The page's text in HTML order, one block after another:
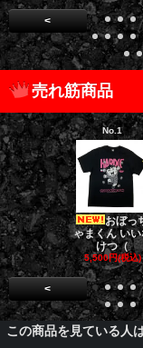
<
売れ筋商品
No.1
おぼっ
ゃまくん いい
けつ（
5,500円(税込)
<
この商品を見ている人